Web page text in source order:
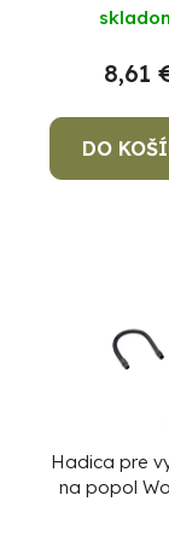
8,61
DO
Hadica pre
na popol